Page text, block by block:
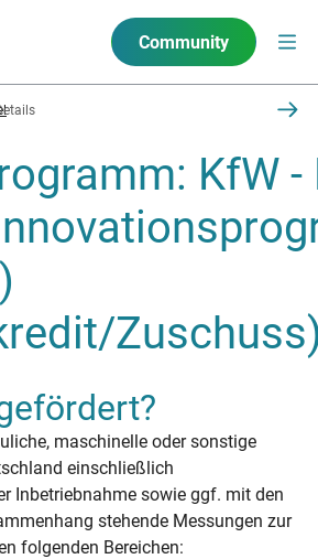
Community
KfW -
maschinelle oder sonstige
einschließlich
Inbetriebnahme sowie ggf. mit den
stehende Messungen zur
folgenden Bereichen: